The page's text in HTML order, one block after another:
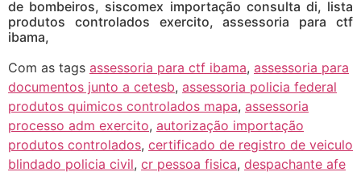
de bombeiros, siscomex importação consulta di, lista
produtos controlados exercito, assessoria para ctf
ibama,
Com as tags assessoria para ctf ibama, assessoria para
documentos junto a cetesb, assessoria policia federal
produtos quimicos controlados mapa, assessoria
processo adm exercito, autorização importação
produtos controlados, certificado de registro de veiculo
blindado policia civil, cr pessoa fisica, despachante afe